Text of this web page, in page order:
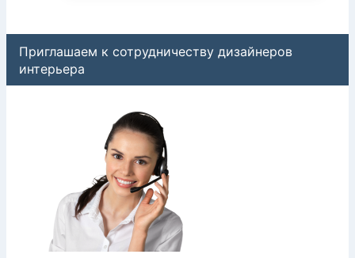
Приглашаем к сотрудничеству дизайнеров
интерьера